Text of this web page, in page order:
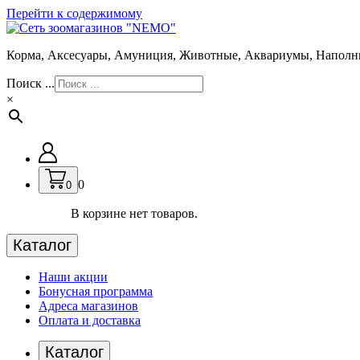
Перейти к содержимому
Корма, Аксесуары, Амуниция, Животные, Аквариумы,
Поиск ...
×
0 0
В корзине нет товаров.
Каталог
Наши акции
Бонусная программа
Адреса магазинов
Оплата и доставка
Каталог